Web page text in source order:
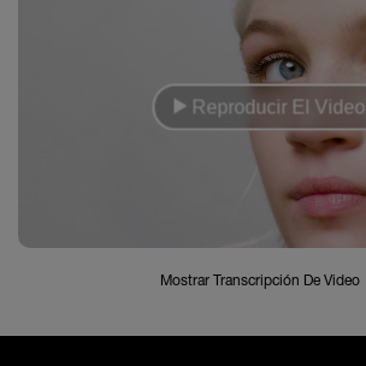
Reproducir El Video
Mostrar Transcripción De Video